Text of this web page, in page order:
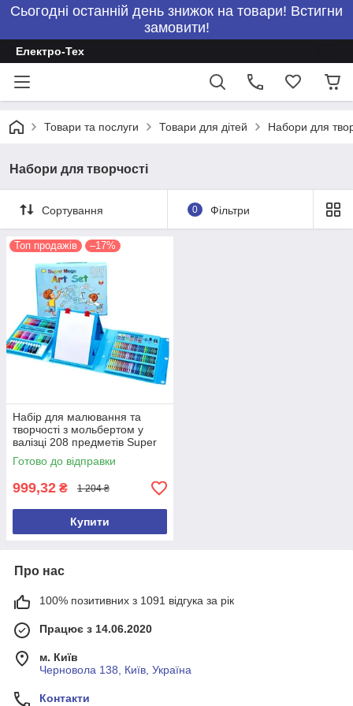
Сьогодні останній день знижок на товари! Встигни
замовити!
Електро-Тех
Товари та послуги Товари для дітей Набори для
Набори для творчості
Сортування 0 Фільтри
Топ продажів –17%
Набір для малювання та
творчості з мольбертом у
валізці 208 предметів Super
Mega Art Set блакитний
Готово до відправки
999,32 ₴ 1 204 ₴
Купити
Про нас
100% позитивних з 1091 відгука за рік
Працює з 14.06.2020
м. Київ
Черновола 138, Київ, Україна
Контакти